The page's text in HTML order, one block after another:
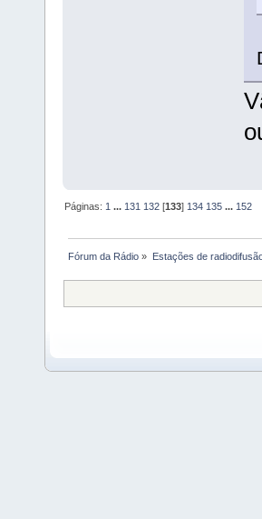
Páginas:1 ...131 132 [133]134 135 ...152
Fórum da Rádio » Estações de